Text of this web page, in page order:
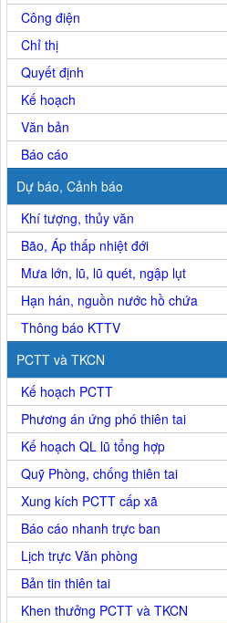
Công điện
Chỉ thị
Quyết định
Kế hoạch
Văn bản
Báo cáo
Dự báo, Cảnh báo
Khí tượng, thủy văn
Bão, Áp thấp nhiệt đới
Mưa lớn, lũ, lũ quét, ngập lụt
Hạn hán, nguồn nước hồ chứa
Thông báo KTTV
PCTT và TKCN
Kế hoạch PCTT
Phương án ứng phó thiên tai
Kế hoạch QL lũ tổng hợp
Quỹ Phòng, chống thiên tai
Xung kích PCTT cấp xã
Báo cáo nhanh trực ban
Lịch trực Văn phòng
Bản tin thiên tai
Khen thưởng PCTT và TKCN